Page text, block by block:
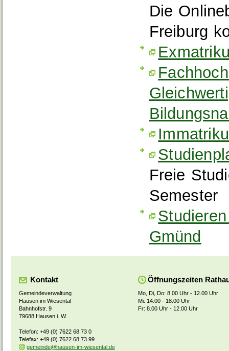
Die
Freiburg
Freie
Semester
Gmünd
Kontakt
Gemeindeverwaltung
Hausen im Wiesental
Bahnhofstr. 9
79688 Hausen i. W.
Telefon: +49 (0) 7622 68 73 0
Telefax: +49 (0) 7622 68 73 99
gemeinde@hausen-im-wiesental.de
Öffnungszeiten
Mo, Di, Do: 8.00 Uhr - 12.00 Uhr
Mi: 14.00 - 18.00 Uhr
Fr: 8.00 Uhr - 12.00 Uhr